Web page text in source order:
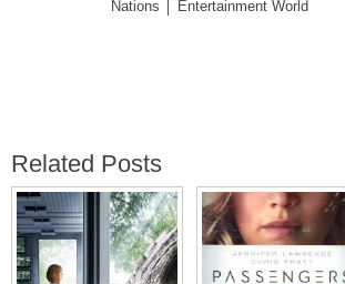
Nations │ Entertainment World
Related Posts